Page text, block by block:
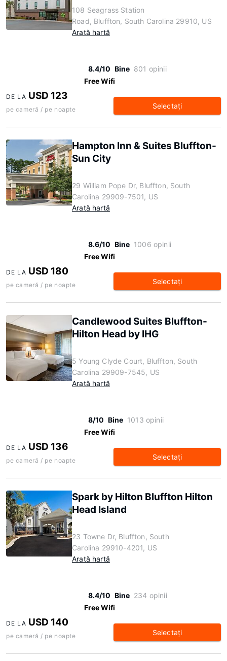
108 Seagrass Station
Road, Bluffton, South Carolina 29910, US
Arată hartă
8.4/10 Bine 801 opinii
Free Wifi
DE LA USD 123
pe cameră / pe noapte Selectaţi
Hampton Inn & Suites Bluffton-
Sun City
29 William Pope Dr, Bluffton, South
Carolina 29909-7501, US
Arată hartă
8.6/10 Bine 1006 opinii
Free Wifi
DE LA USD 180
pe cameră / pe noapte Selectaţi
Candlewood Suites Bluffton-
Hilton Head by IHG
5 Young Clyde Court, Bluffton, South
Carolina 29909-7545, US
Arată hartă
8/10 Bine 1013 opinii
Free Wifi
DE LA USD 136
pe cameră / pe noapte Selectaţi
Spark by Hilton Bluffton Hilton
Head Island
23 Towne Dr, Bluffton, South
Carolina 29910-4201, US
Arată hartă
8.4/10 Bine 234 opinii
Free Wifi
DE LA USD 140
pe cameră / pe noapte Selectaţi